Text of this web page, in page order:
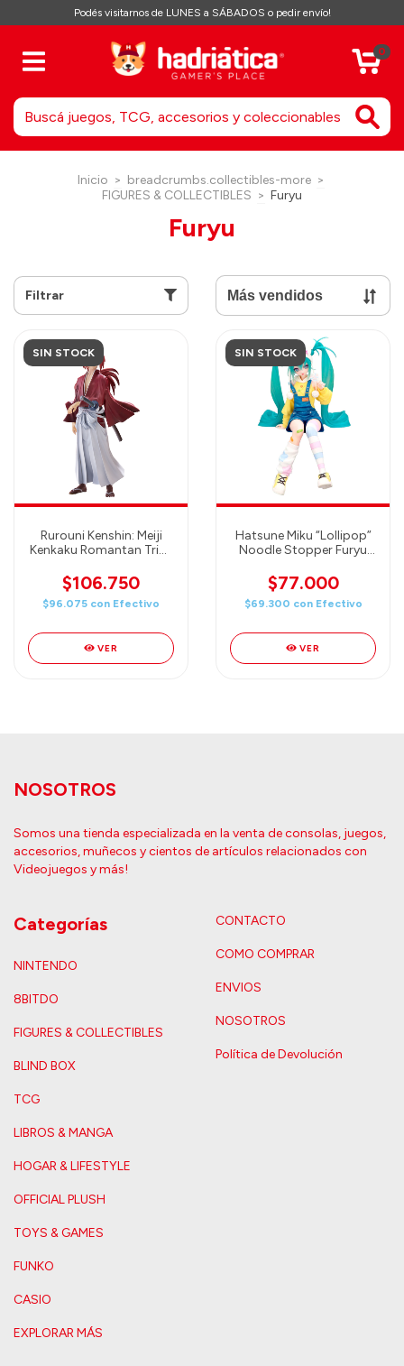
Podés visitarnos de LUNES a SÁBADOS o pedir envío!
0
Inicio > breadcrumbs.collectibles-more >
FIGURES & COLLECTIBLES > Furyu
Furyu
Filtrar
SIN STOCK
Rurouni Kenshin: Meiji
Kenkaku Romantan Trio-
Himura - FURYU
$106.750
$96.075 con Efectivo
VER
SIN STOCK
Hatsune Miku “Lollipop”
Noodle Stopper Furyu
$77.000
$69.300 con Efectivo
VER
NOSOTROS
Somos una tienda especializada en la venta de consolas, juegos,
accesorios, muñecos y cientos de artículos relacionados con
Videojuegos y más!
Categorías
NINTENDO
8BITDO
FIGURES & COLLECTIBLES
BLIND BOX
TCG
LIBROS & MANGA
HOGAR & LIFESTYLE
OFFICIAL PLUSH
TOYS & GAMES
FUNKO
CASIO
EXPLORAR MÁS
CONTACTO
COMO COMPRAR
ENVIOS
NOSOTROS
Política de Devolución